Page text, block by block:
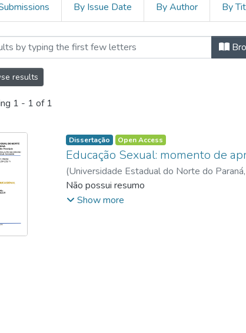
By Issue Date By Author By
Produtos educacionais by
results
1 - 1 of 1
Dissertação Open Access
Educação Sexual: momento de
(Universidade Estadual do Norte do Paraná,
http://lattes.cnpq.br/9835513802063995
Não possui resumo
Show more